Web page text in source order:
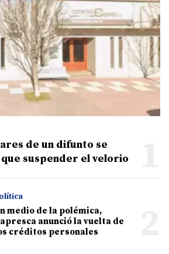
de un difunto se
suspender el velorio
medio de la polémica,
anunció la vuelta de
créditos personales